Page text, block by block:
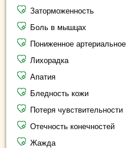
Заторможенность
Боль в мышцах
Пониженное
Лихорадка
Апатия
Бледность кожи
Потеря чувствительности
Отечность конечностей
Жажда